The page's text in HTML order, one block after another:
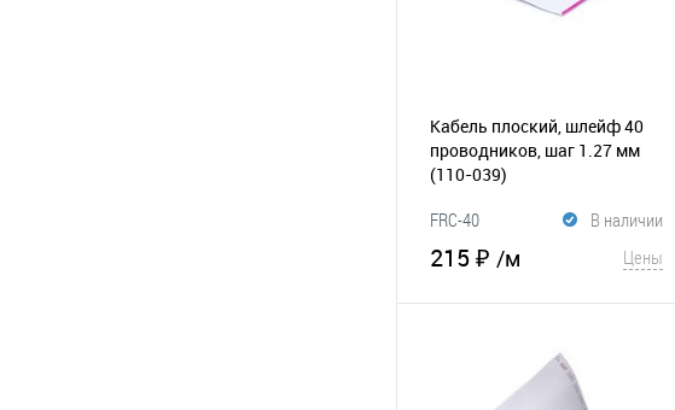
Кабель плоский, шлейф 40
проводников, шаг 1.27 мм
(110-039)
В наличии
FRC-40
215 ₽ /м Цены
В избранное
К